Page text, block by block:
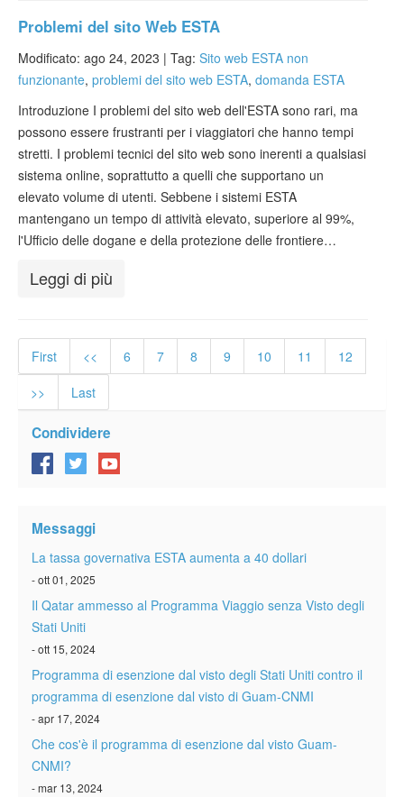
Problemi del sito Web ESTA
Modificato: ago 24, 2023 | Tag: Sito web ESTA non
funzionante, problemi del sito web ESTA, domanda ESTA
Introduzione I problemi del sito web dell'ESTA sono rari, ma
possono essere frustranti per i viaggiatori che hanno tempi
stretti. I problemi tecnici del sito web sono inerenti a qualsiasi
sistema online, soprattutto a quelli che supportano un
elevato volume di utenti. Sebbene i sistemi ESTA
mantengano un tempo di attività elevato, superiore al 99%,
l'Ufficio delle dogane e della protezione delle frontiere…
Leggi di più
First << 6 7 8 9 10 11
12
>>
Last
Condividere
Messaggi
La tassa governativa ESTA aumenta a 40 dollari
- ott 01, 2025
Il Qatar ammesso al Programma Viaggio senza Visto degli
Stati Uniti
- ott 15, 2024
Programma di esenzione dal visto degli Stati Uniti contro il
programma di esenzione dal visto di Guam-CNMI
- apr 17, 2024
Che cos'è il programma di esenzione dal visto Guam-
CNMI?
- mar 13, 2024